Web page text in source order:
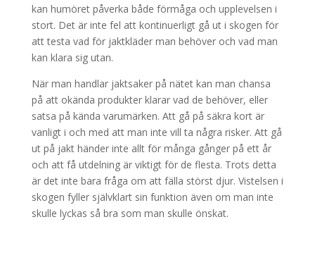
kan humöret påverka både förmåga och upplevelsen i
stort. Det är inte fel att kontinuerligt gå ut i skogen för
att testa vad för jaktkläder man behöver och vad man
kan klara sig utan.
När man handlar jaktsaker på nätet kan man chansa
på att okända produkter klarar vad de behöver, eller
satsa på kända varumärken. Att gå på säkra kort är
vanligt i och med att man inte vill ta några risker. Att gå
ut på jakt händer inte allt för många gånger på ett år
och att få utdelning är viktigt för de flesta. Trots detta
är det inte bara fråga om att fälla störst djur. Vistelsen i
skogen fyller självklart sin funktion även om man inte
skulle lyckas så bra som man skulle önskat.